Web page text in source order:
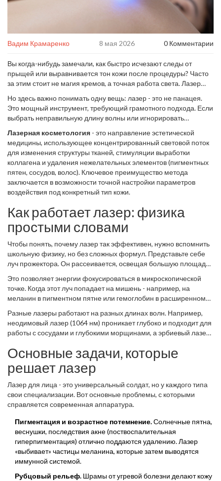
Вадим Крамаренко 8 мая 2026 0 Комментарии
Вы когда-нибудь замечали, как быстро исчезают следы от
прыщей или выравнивается тон кожи после процедуры? Часто
за этим стоит не магия кремов, а точная работа света. Лазер
на кожу на клеточном уровне, не затрагивая поверхность
эпидермиса. В Ростове-на-Дону и по всей России такие
процедуры стали стандартом для решения проблем, с
которыми раньше боролись годами.
Но здесь важно понимать одну вещь: лазер - это не панацея.
Это мощный инструмент, требующий грамотного подхода. Если
выбрать неправильную длину волны или игнорировать
разберемся, чем именно хорош лазер, какие задачи он решает
лучше всего, а где его применение бессмысленно.
Лазерная косметология - это направление эстетической
медицины, использующее концентрированный световой поток
для изменения структуры тканей, стимуляции выработки
коллагена и удаления нежелательных элементов (пигментных
пятен, сосудов, волос). Ключевое преимущество метода
заключается в возможности точной настройки параметров
воздействия под конкретный тип кожи.
Как работает лазер: физика
простыми словами
Чтобы понять, почему лазер так эффективен, нужно вспомнить
школьную физику, но без сложных формул. Представьте себе
луч прожектора. Он рассеивается, освещая большую площадь,
работает иначе. Его луч монохроматичен (имеет один цвет) и
когерентен (волны движутся синфазно).
Это позволяет энергии фокусироваться в микроскопической
точке. Когда этот луч попадает на мишень - например, на
меланин в пигментном пятне или гемоглобин в расширенном
Проще говоря, целевая структура нагревается и разрушается, а
окружающие здоровые ткани остаются целыми. Именно
поэтому после качественной лазерной процедуры нет шрамов
и длительной реабилитации.
Разные лазеры работают на разных длинах волн. Например,
неодимовый лазер (1064 нм) проникает глубоко и подходит для
работы с сосудами и глубокими морщинами, а эрбиевый лазер
поверхности кожи. Выбор аппарата зависит от вашей цели.
Основные задачи, которые
решает лазер
Лазер для лица - это универсальный солдат, но у каждого типа
свои специализации. Вот основные проблемы, с которыми
справляется современная аппаратура.
Пигментация и возрастное потемнение.Солнечные пятна,
веснушки, последствия акне (поствоспалительная
гиперпигментация) отлично поддаются удалению. Лазер
«выбивает» частицы меланина, которые затем выводятся
иммунной системой.
Рубцовый рельеф. Шрамы от угревой болезни делают кожу